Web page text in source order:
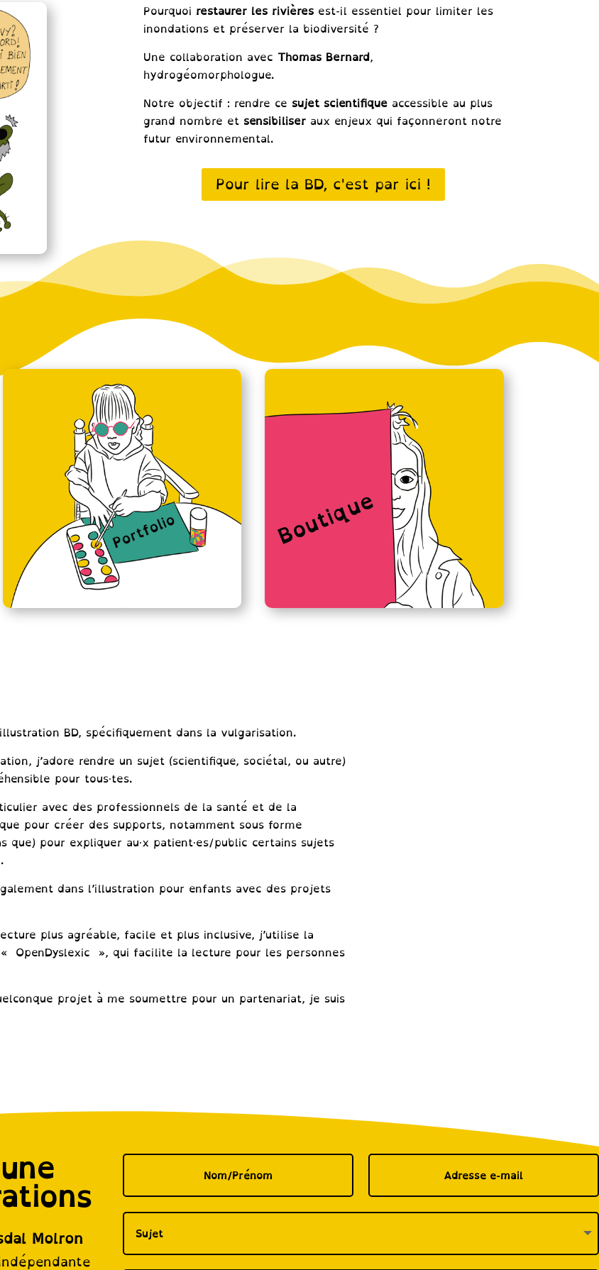
Pourquoi restaurer les rivièresest-il essentiel pour limiter les
inondations et préserver la biodiversité ?
Une collaboration avec Thomas Bernard,
hydrogéomorphologue.
Notre objectif : rendre ce sujet scientifiqueaccessible au plus
grand nombre et sensibiliseraux enjeux qui façonneront notre
futur environnemental.
Pour lire la BD, c'est par ici !
BD, spécifiquement dans la vulgarisation.
j’adore rendre un sujet (scientifique, sociétal, ou autre)
pour tous·tes.
avec des professionnels de la santé et de la
pour créer des supports, notamment sous forme
que) pour expliquer au·x patient·es/public certains sujets
dans l’illustration pour enfants avec des projets
plus agréable, facile et plus inclusive, j’utilise la
OpenDyslexic », qui facilite la lecture pour les personnes
projet à me soumettre pour un partenariat, je suis
Molron